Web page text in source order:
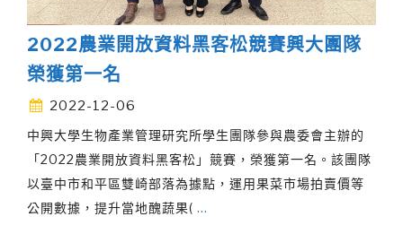
2022農業開放資料黑客松競賽興大團隊
榮獲第一名
2022-12-06
中興大學生物產業管理研究所學生團隊參與農委會主辦的
「2022農業開放資料黑客松」競賽，榮獲第一名。該團隊
以臺中市和平區雙崎部落為據點，運用果菜市場拍賣價等
公開數據，提升當地醜蔬果( …